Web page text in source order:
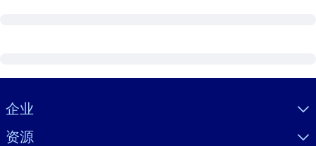
Visually hidden Text
企业
资源